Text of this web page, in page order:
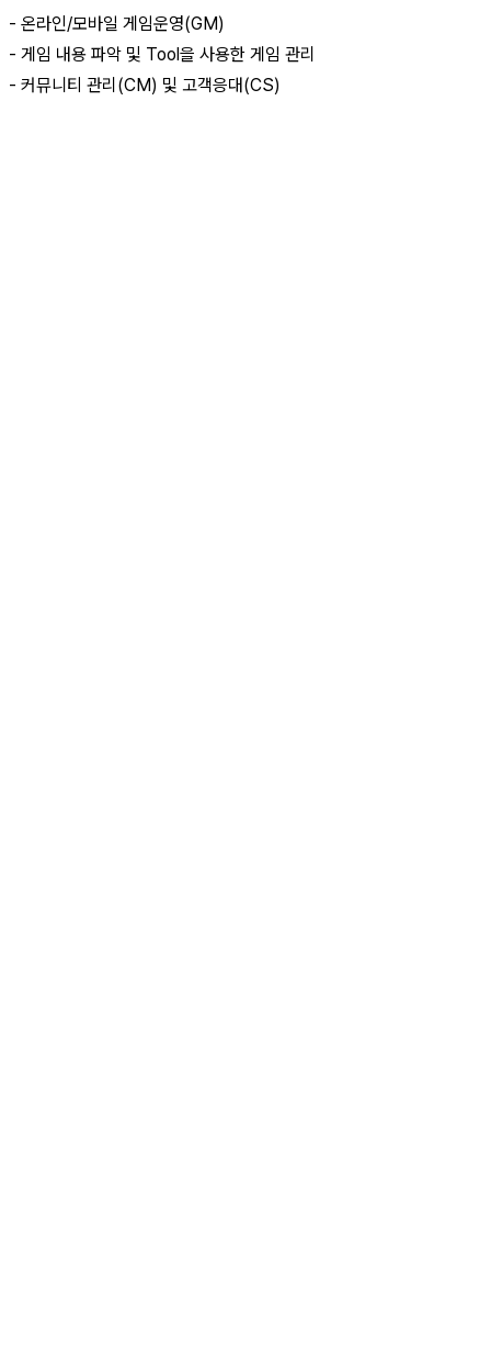
- 온라인/모바일 게임운영(GM)
- 게임 내용 파악 및 Tool을 사용한 게임 관리
- 커뮤니티 관리(CM) 및 고객응대(CS)